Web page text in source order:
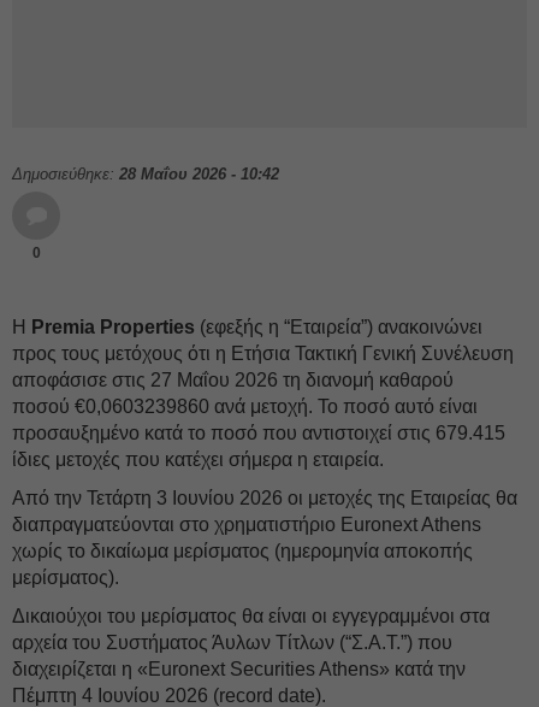
Δημοσιεύθηκε: 28 Μαΐου 2026 - 10:42
0
Η Premia Properties (εφεξής η “Εταιρεία”) ανακοινώνει
προς τους μετόχους ότι η Ετήσια Τακτική Γενική Συνέλευση
αποφάσισε στις 27 Μαΐου 2026 τη διανομή καθαρού
ποσού €0,0603239860 ανά μετοχή. Το ποσό αυτό είναι
προσαυξημένο κατά το ποσό που αντιστοιχεί στις 679.415
ίδιες μετοχές που κατέχει σήμερα η εταιρεία.
Από την Τετάρτη 3 Ιουνίου 2026 οι μετοχές της Εταιρείας θα
διαπραγματεύονται στο χρηματιστήριο Euronext Athens
χωρίς το δικαίωμα μερίσματος (ημερομηνία αποκοπής
μερίσματος).
Δικαιούχοι του μερίσματος θα είναι οι εγγεγραμμένοι στα
αρχεία του Συστήματος Άυλων Τίτλων (“Σ.Α.Τ.”) που
διαχειρίζεται η «Euronext Securities Athens» κατά την
Πέμπτη 4 Ιουνίου 2026 (record date).